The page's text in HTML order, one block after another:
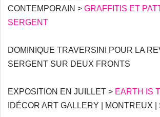
CONTEMPORAIN > GRAFFITIS ET
SERGENT
DOMINIQUE TRAVERSINI POUR LA
SERGENT SUR DEUX FRONTS
EXPOSITION EN JUILLET > EARTH IS
IDÉCOR ART GALLERY | MONTREUX